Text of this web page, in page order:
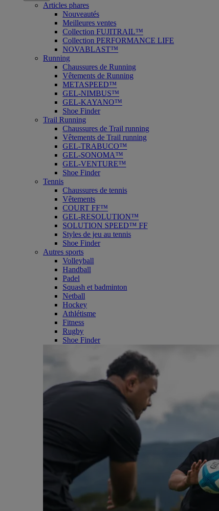
Articles phares
Nouveautés
Meilleures ventes
Collection FUJITRAIL™
Collection PERFORMANCE LIFE
NOVABLAST™
Running
Chaussures de Running
Vêtements de Running
METASPEED™
GEL-NIMBUS™
GEL-KAYANO™
Shoe Finder
Trail Running
Chaussures de Trail running
Vêtements de Trail running
GEL-TRABUCO™
GEL-SONOMA™
GEL-VENTURE™
Shoe Finder
Tennis
Chaussures de tennis
Vêtements
COURT FF™
GEL-RESOLUTION™
SOLUTION SPEED™ FF
Styles de jeu au tennis
Shoe Finder
Autres sports
Volleyball
Handball
Padel
Squash et badminton
Netball
Hockey
Athlétisme
Fitness
Rugby
Shoe Finder